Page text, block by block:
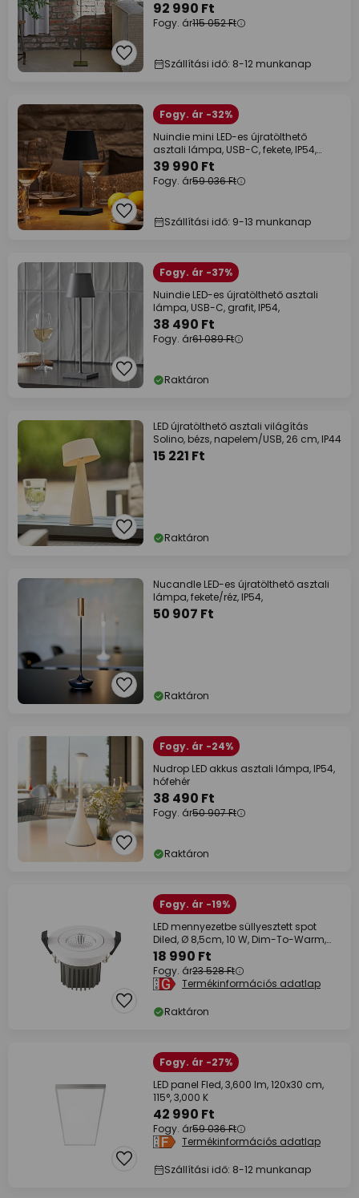
92 990 Ft
Fogy. ár115 052 Ft
Szállítási idő: 8-12 munkanap
Fogy. ár -32%
Nuindie mini LED-es újratölthető
asztali lámpa, USB-C, fekete, IP54,
dimm.
39 990 Ft
Fogy. ár59 036 Ft
Szállítási idő: 9-13 munkanap
Fogy. ár -37%
Nuindie LED-es újratölthető asztali
lámpa, USB-C, grafit, IP54,
38 490 Ft
Fogy. ár61 089 Ft
Raktáron
LED újratölthető asztali világítás
Solino, bézs, napelem/USB, 26 cm, IP44
15 221 Ft
Raktáron
Nucandle LED-es újratölthető asztali
lámpa, fekete/réz, IP54,
50 907 Ft
Raktáron
Fogy. ár -24%
Nudrop LED akkus asztali lámpa, IP54,
hófehér
38 490 Ft
Fogy. ár50 907 Ft
Raktáron
Fogy. ár -19%
LED mennyezetbe süllyesztett spot
Diled, Ø 8,5cm, 10 W, Dim-To-Warm,
fehér
18 990 Ft
Fogy. ár23 528 Ft
Termékinformációs adatlap
Raktáron
Fogy. ár -27%
LED panel Fled, 3,600 lm, 120x30 cm,
115°, 3,000 K
42 990 Ft
Fogy. ár59 036 Ft
Termékinformációs adatlap
Szállítási idő: 8-12 munkanap